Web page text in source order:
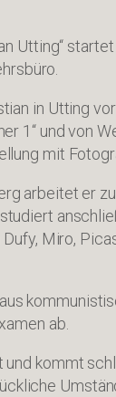
Utting“
in Utting
1“ und von
mit
arbeitet er
Miro,
ab.
kommt